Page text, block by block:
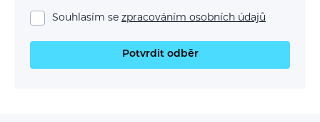
Souhlasím se zpracováním osobních údajů
Potvrdit odběr